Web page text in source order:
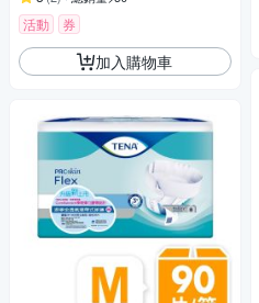
活動 券
加入購物車